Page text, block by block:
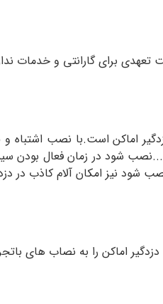
تعهدی برای گارانتی و خدمات
اماکن است.با نصب اشتباه
شود در زمان فعال بودن
نیز امکان آلام کاذب در
اماکن را به نصاب های